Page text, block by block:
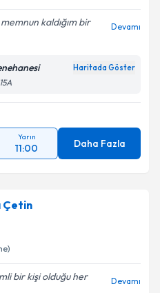
kaldığım bir
Devamı
Haritada Göster
Yarın
11:00 Daha Fazla
Çetin
bir kişi olduğu her
Devamı